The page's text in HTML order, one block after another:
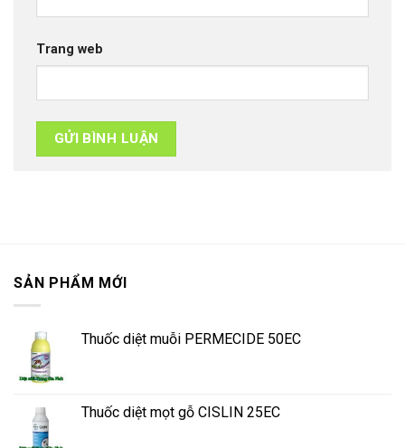
Trang web
SẢN PHẨM MỚI
Thuốc diệt muỗi PERMECIDE 50EC
Thuốc diệt mọt gỗ CISLIN 25EC